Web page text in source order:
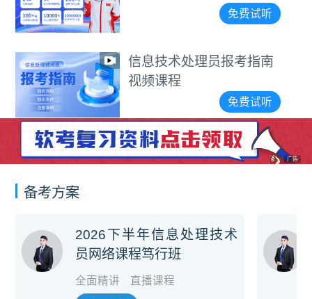
免费试听
信息技术处理员报考指南
视频课程
免费试听
广告
备考方案
2026下半年信息处理技术
员网络课程笃行班
全面精讲 直播课程